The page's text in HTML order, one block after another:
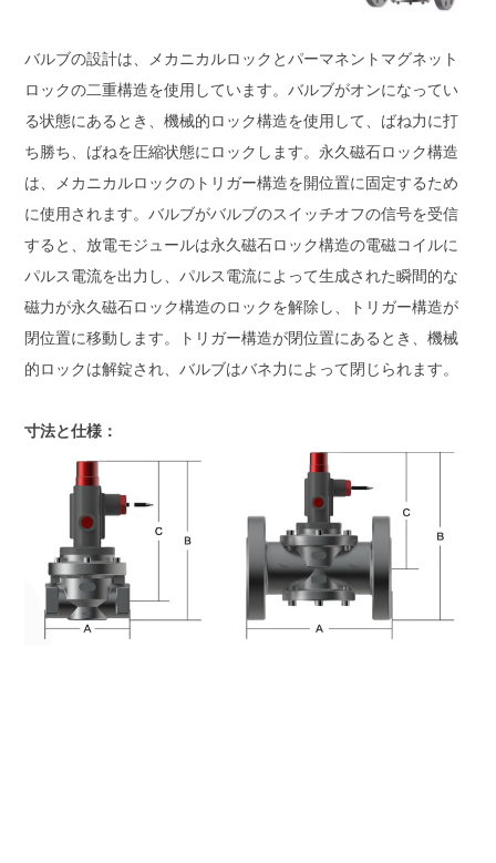
バルブの設計は、メカニカルロックとパーマネントマグネット
ロックの二重構造を使用しています。バルブがオンになってい
る状態にあるとき、機械的ロック構造を使用して、ばね力に打
ち勝ち、ばねを圧縮状態にロックします。永久磁石ロック構造
は、メカニカルロックのトリガー構造を開位置に固定するため
に使用されます。バルブがバルブのスイッチオフの信号を受信
すると、放電モジュールは永久磁石ロック構造の電磁コイルに
パルス電流を出力し、パルス電流によって生成された瞬間的な
磁力が永久磁石ロック構造のロックを解除し、トリガー構造が
閉位置に移動します。トリガー構造が閉位置にあるとき、機械
的ロックは解錠され、バルブはバネ力によって閉じられます。
寸法と仕様：